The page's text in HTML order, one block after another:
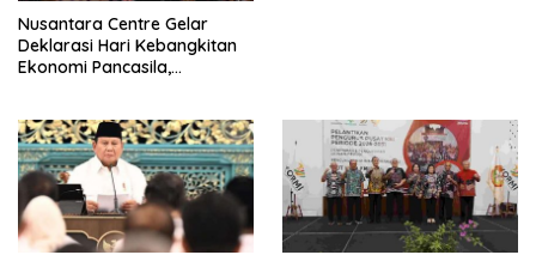
Nusantara Centre Gelar
Deklarasi Hari Kebangkitan
Ekonomi Pancasila,
Penjajahan (Pergolakan
Ekonomi Politik Indonesia) &
Simposium Nasional “Urgensi
Undang-Undang
Perekonomian Nasional dan
Kesejahteraan Sosial dalam